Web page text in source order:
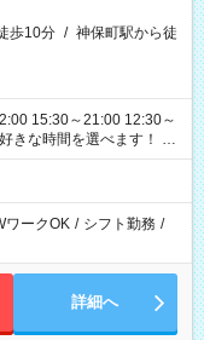
歩10分 / 神保町駅から徒
15:30～21:00 12:30～
ワークOK / シフト勤務 /
詳細へ